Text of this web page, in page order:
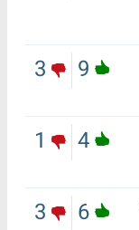
9
3
4
1
6
3